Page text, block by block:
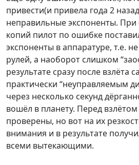
привести(и привела года 2
неправильные экспоненты. При
копий пилот по ошибке
экспоненты в аппаратуре, т.е.
рулей, а наоборот слишком
результате сразу после взлёта
практически “неуправляемым
через несколько секунд
вошёл в планету. Перед
проверены, но вот на их
внимания и в результате
всеми вытекающими.